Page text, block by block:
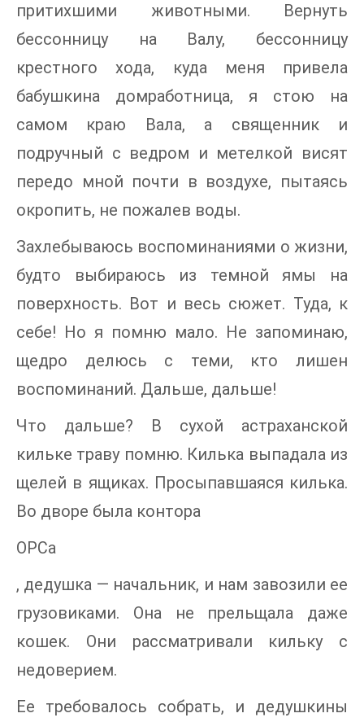
притихшими животными. Вернуть
бессонницу на Валу, бессонницу
крестного хода, куда меня привела
бабушкина домработница, я стою на
самом краю Вала, а священник и
подручный с ведром и метелкой висят
передо мной почти в воздухе, пытаясь
окропить, не пожалев воды.
Захлебываюсь воспоминаниями о жизни,
будто выбираюсь из темной ямы на
поверхность. Вот и весь сюжет. Туда, к
себе! Но я помню мало. Не запоминаю,
щедро делюсь с теми, кто лишен
воспоминаний. Дальше, дальше!
Что дальше? В сухой астраханской
кильке траву помню. Килька выпадала из
щелей в ящиках. Просыпавшаяся килька.
Во дворе была контора
ОРСа
, дедушка — начальник, и нам завозили ее
грузовиками. Она не прельщала даже
кошек. Они рассматривали кильку с
недоверием.
Ее требовалось собрать, и дедушкины